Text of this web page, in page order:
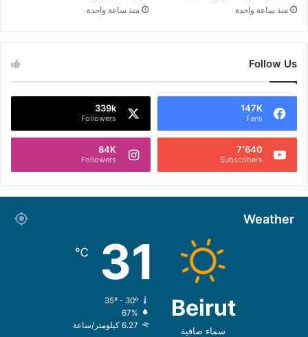
منذ ساعة واحدة منذ ساعة واحدة
Follow Us
147K
Fans
339k
Followers
7٬640
Subscribers
84K
Followers
Weather
Beirut
سماء صافية
31
℃
35º - 30º
67%
6.27 كيلومتر/ساعة